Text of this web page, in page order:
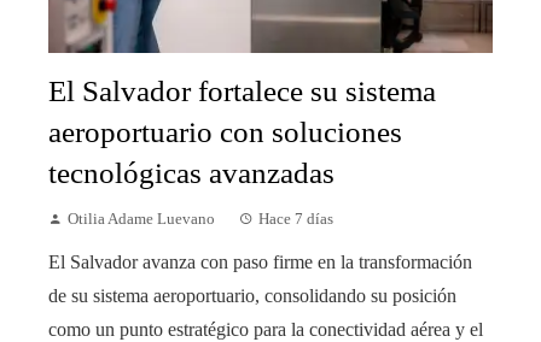
El Salvador fortalece su sistema
aeroportuario con soluciones
tecnológicas avanzadas
Otilia Adame Luevano Hace 7 días
El Salvador avanza con paso firme en la transformación
de su sistema aeroportuario, consolidando su posición
como un punto estratégico para la conectividad aérea y el